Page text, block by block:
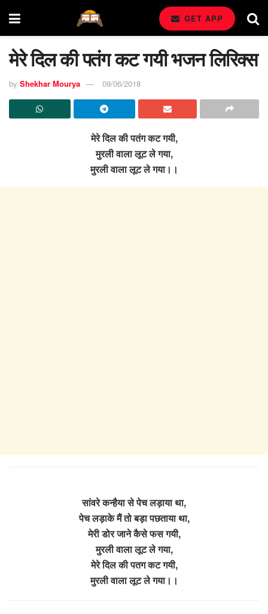
GET APP
मेरे दिल की पतंग कट गयी भजन लिरिक्स
by Shekhar Mourya 09/06/2018
मेरे दिल की पतंग कट गयी,
मुरली वाला लूट ले गया,
मुरली वाला लूट ले गया।।
सांवरे कन्हैया से पेच लड़ाया था,
पेच लड़ाके मैं तो बड़ा पछताया था,
मेरी डोर जाने कैसे फस गयी,
मुरली वाला लूट ले गया,
मेरे दिल की पतग कट गयी,
मुरली वाला लूट ले गया।।